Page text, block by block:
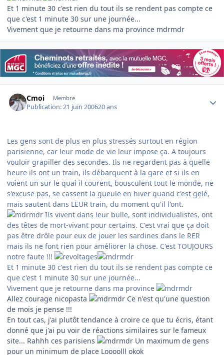
Et 1 minute 30 c'est rien du tout ils se rendent pas compte ce
que c'est 1 minute 30 sur une journée...
Vivement que je retourne dans ma province mdrmdr
Cmoi Membre
Publication:21 juin 200620 ans
Les gens sont de plus en plus stressés surtout en région
parisienne, car leur mode de vie leur impose ça. A toujours
vouloir grapiller des secondes. Ils ne regardent pas à quelle
heure ils ont un train, ils débarquent à la gare et si ils en
voient un sur le quai il courent, bousculent tout le monde, ne
s'excuse pas, se cassent la gueule en hiver quand c'est gelé,
mais sautent dans LEUR train, du moment qu'il l'ont.
Ils vivent dans leur bulle, sont individualistes, ont
des têtes de mort-vivant pour certains. C'est vrai que ça doit
pas être drôle pour eux de jouer les sardines dans le RER
mais ils ne font rien pour améliorer la chose. C'est TOUJOURS
notre faute !!!
Et 1 minute 30 c'est rien du tout ils se rendent pas compte ce
que c'est 1 minute 30 sur une journée...
Vivement que je retourne dans ma province
Allez courage nicopasta
Ce n'est qu'une question
de mois je pense !!!
En tout cas, j'ai plutôt tendance à croire ce que tu écris, étant
donné que j'ai pu voir de réactions similaires sur le fameux
site... Rahhh ces parisiens
Un maximum de gens
pour un minimum de place Loooolll okok